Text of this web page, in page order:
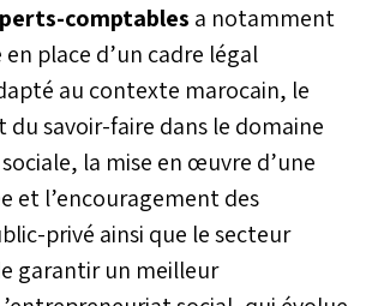
comptables a notamment
place d’un cadre légal
au contexte marocain, le
savoir-faire dans le domaine
la mise en œuvre d’une
et l’encouragement des
privé ainsi que le secteur
garantir un meilleur